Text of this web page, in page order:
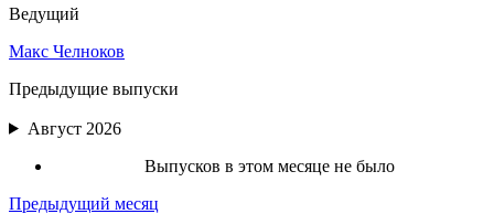
Ведущий
Макс Челноков
Предыдущие выпуски
Август 2026
Выпусков в этом месяце не было
Предыдущий месяц